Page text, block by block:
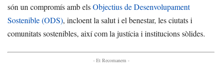
són un compromís amb elsObjectius de Desenvolupament
Sostenible (ODS), incloent la salut i el benestar, les ciutats i
comunitats sostenibles, així com la justícia i institucions sòlides.
- Et Recomanem -